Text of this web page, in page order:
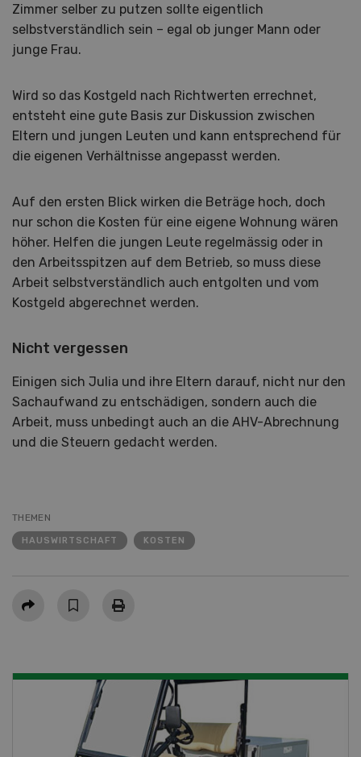
Zimmer selber zu putzen sollte eigentlich
selbstverständlich sein – egal ob junger Mann oder
junge Frau.
Wird so das Kostgeld nach Richtwerten errechnet,
entsteht eine gute Basis zur Diskussion zwischen
Eltern und jungen Leuten und kann entsprechend für
die eigenen Verhältnisse angepasst werden.
Auf den ersten Blick wirken die Beträge hoch, doch
nur schon die Kosten für eine eigene Wohnung wären
höher. Helfen die jungen Leute regelmässig oder in
den Arbeitsspitzen auf dem Betrieb, so muss diese
Arbeit selbstverständlich auch entgolten und vom
Kostgeld abgerechnet werden.
Nicht vergessen
Einigen sich Julia und ihre Eltern darauf, nicht nur den
Sachaufwand zu entschädigen, sondern auch die
Arbeit, muss unbedingt auch an die AHV-Abrechnung
und die Steuern gedacht werden.
THEMEN
HAUSWIRTSCHAFT KOSTEN
Teilen